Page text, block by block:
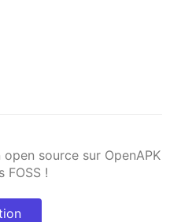
source sur OpenAPK
FOSS !